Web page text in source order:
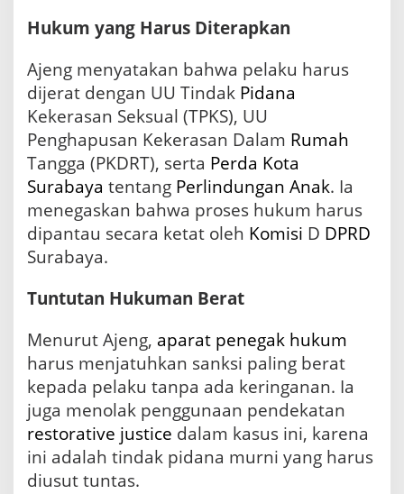
Hukum yang Harus Diterapkan
Ajeng menyatakan bahwa pelaku harus
dijerat dengan UU Tindak Pidana
Kekerasan Seksual (TPKS), UU
Penghapusan Kekerasan Dalam Rumah
Tangga (PKDRT), serta Perda Kota
Surabaya tentang Perlindungan Anak. Ia
menegaskan bahwa proses hukum harus
dipantau secara ketat oleh Komisi D DPRD
Surabaya.
Tuntutan Hukuman Berat
Menurut Ajeng, aparat penegak hukum
harus menjatuhkan sanksi paling berat
kepada pelaku tanpa ada keringanan. Ia
juga menolak penggunaan pendekatan
restorative justice dalam kasus ini, karena
ini adalah tindak pidana murni yang harus
diusut tuntas.